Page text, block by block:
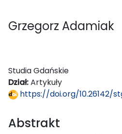
Grzegorz Adamiak
Studia Gdańskie
Dział:Artykuły
https://doi.org/10.26142/
Abstrakt